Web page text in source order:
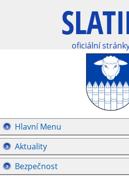
oficiální
Hlavní Menu
Aktuality
Bezpečnost